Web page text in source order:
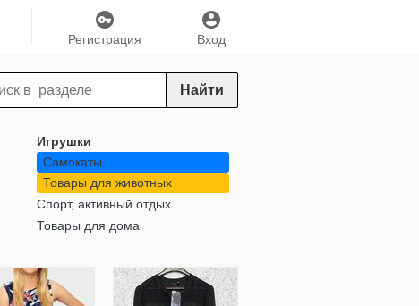
Вход
Регистрация
Найти
Игрушки
Самокаты
Товары для животных
Спорт, активный отдых
Товары для дома